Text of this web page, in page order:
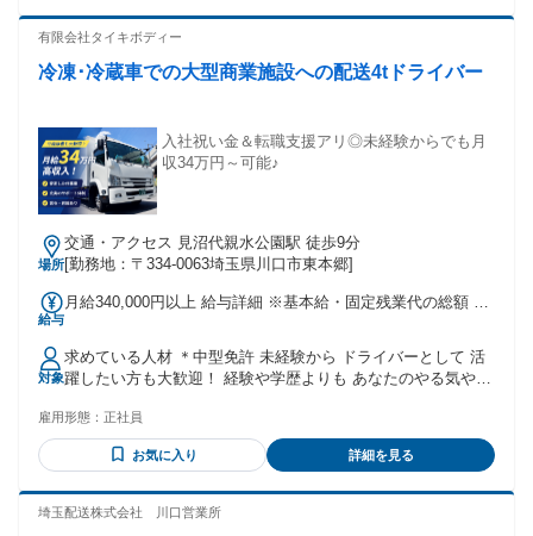
トレーラーの経験 平ボディー、ウイングの経験 トラック運転
バー・ルート配送の経験 ━━━━━━━━━━━━━━━
有限会社タイキボディー
冷凍･冷蔵車での大型商業施設への配送4tドライバー
入社祝い金＆転職支援アリ◎未経験からでも月
収34万円～可能♪
場所
交通・アクセス 見沼代親水公園駅 徒歩9分
[勤務地：〒334-0063埼玉県川口市東本郷]
給与
月給340,000円以上 給与詳細 ※基本給・固定残業代の総額 基
7500円 〜（固定残業時間：1ヶ月あたり45時間） 固定残業時
間を超える勤務については残業代の支給なし 固定残業代を支
給しない理由：みなし労働時間制のため 【一律手当】 全員に
一律で支払われる通勤・皆勤・家族手当金額：なし 全員に一
祝金20万支給（規定あり） 転職補助金3か月間5万円支給（規
定あり）
対象
求めている人材 ＊中型免許 未経験から ドライバーとして 活
躍したい方も大歓迎！ 経験や学歴よりも あなたのやる気や
ップも可能◎ 資格を持っていない… という方もご相談下さ
い。
雇用形態： 正社員
お気に入り 詳細を見る
埼玉配送株式会社 川口営業所